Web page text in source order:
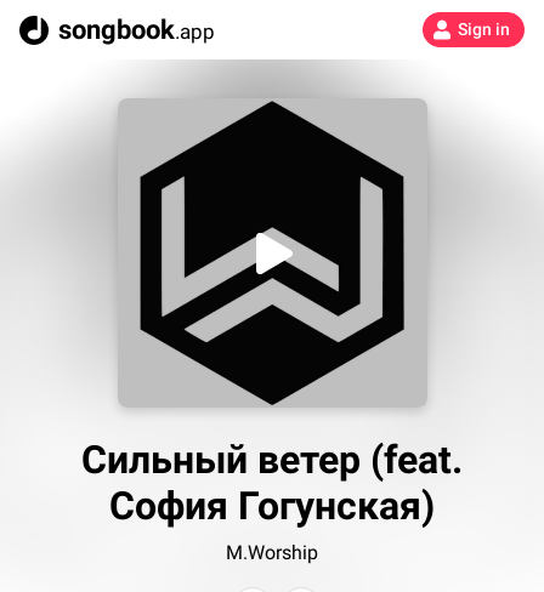
songbook.app Sign in
Сильный ветер (feat.
София Гогунская)
M.Worship